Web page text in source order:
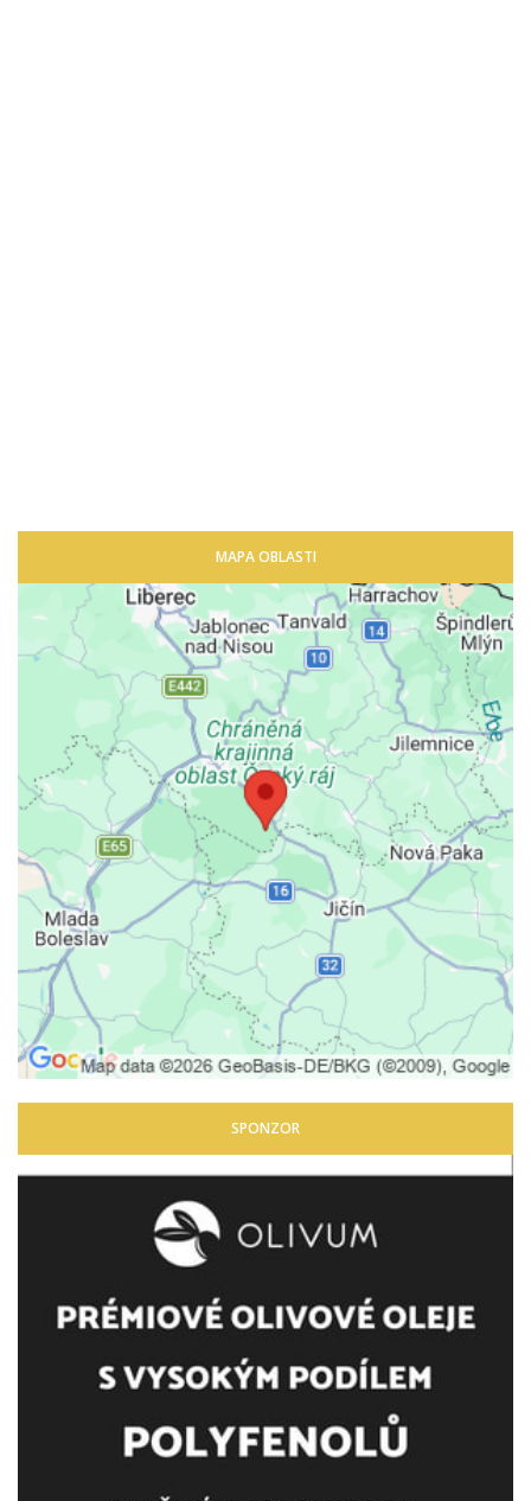
MAPA OBLASTI
SPONZOR